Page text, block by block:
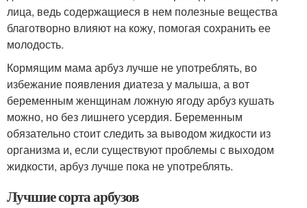
лица, ведь содержащиеся в нем полезные вещества
благотворно влияют на кожу, помогая сохранить ее
молодость.
Кормящим мама арбуз лучше не употреблять, во
избежание появления диатеза у малыша, а вот
беременным женщинам ложную ягоду арбуз кушать
можно, но без лишнего усердия. Беременным
обязательно стоит следить за выводом жидкости из
организма и, если существуют проблемы с выходом
жидкости, арбуз лучше пока не употреблять.
Лучшие сорта арбузов